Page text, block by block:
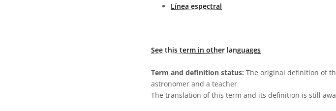
Línea espectral
See this term in other languages
Term and definition status: The original definition of
astronomer and a teacher
The translation of this term and its definition is still